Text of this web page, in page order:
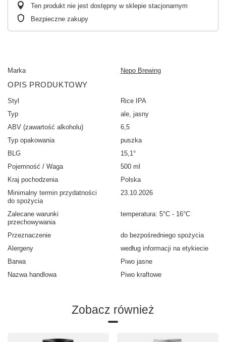
Ten produkt nie jest dostępny w sklepie stacjonarnym
Bezpieczne zakupy
Marka Nepo Brewing
OPIS PRODUKTOWY
Styl
Rice IPA
Typ
ale, jasny
ABV (zawartość alkoholu)
6,5
Typ opakowania
puszka
BLG
15,1°
Pojemność / Waga
500 ml
Kraj pochodzenia
Polska
Minimalny termin przydatności
do spożycia
23.10.2026
Zalecane warunki
przechowywania
temperatura: 5°C - 16°C
Przeznaczenie
do bezpośredniego spożycia
Alergeny
według informacji na etykiecie
Barwa
Piwo jasne
Nazwa handlowa
Piwo kraftowe
Zobacz również